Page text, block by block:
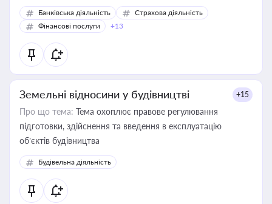
Банківська діяльність
Страхова діяльність
Фінансові послуги
+13
Земельні відносини у будівництві +15
Про що тема: Тема охоплює правове регулювання
підготовки, здійснення та введення в експлуатацію
об’єктів будівництва
Будівельна діяльність